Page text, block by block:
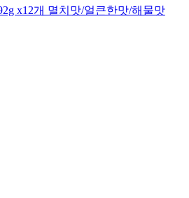
x12개 멸치맛/얼큰한맛/해물맛